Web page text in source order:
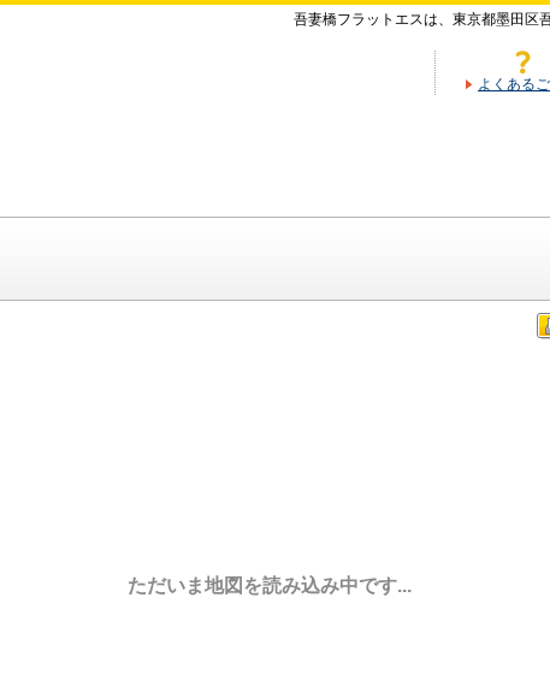
吾妻橋フラットエスは、東京都墨田区
よくある
ただいま地図を読み込み中です...